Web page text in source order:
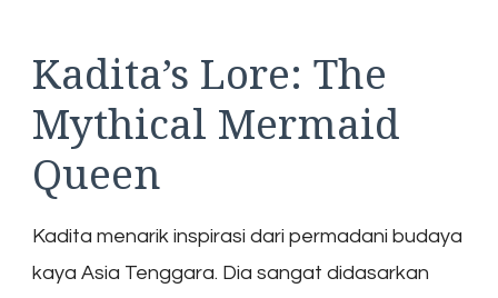
Kadita’s Lore: The
Mythical Mermaid
Queen
Kadita menarik inspirasi dari permadani budaya
kaya Asia Tenggara. Dia sangat didasarkan